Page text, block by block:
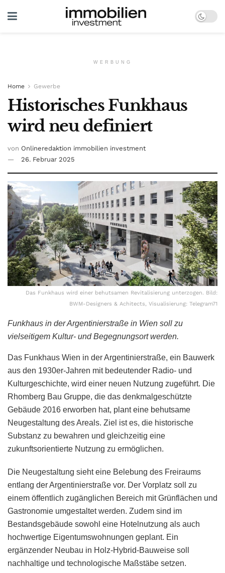
WERBUNG
Home Gewerbe
Historisches Funkhaus
wird neu definiert
von Onlineredaktion immobilien investment
26. Februar 2025
Das Funkhaus wird einer behutsamen Revitalisierung unterzogen. Bild:
BWM-Designers & Achitects, Visualisierung: Telegram71
Funkhaus in der Argentinierstraße in Wien soll zu
vielseitigem Kultur- und Begegnungsort werden.
Das Funkhaus Wien in der Argentinierstraße, ein Bauwerk
aus den 1930er-Jahren mit bedeutender Radio- und
Kulturgeschichte, wird einer neuen Nutzung zugeführt. Die
Rhomberg Bau Gruppe, die das denkmalgeschützte
Gebäude 2016 erworben hat, plant eine behutsame
Neugestaltung des Areals. Ziel ist es, die historische
Substanz zu bewahren und gleichzeitig eine
zukunftsorientierte Nutzung zu ermöglichen.
Die Neugestaltung sieht eine Belebung des Freiraums
entlang der Argentinierstraße vor. Der Vorplatz soll zu
einem öffentlich zugänglichen Bereich mit Grünflächen und
Gastronomie umgestaltet werden. Zudem sind im
Bestandsgebäude sowohl eine Hotelnutzung als auch
hochwertige Eigentumswohnungen geplant. Ein
ergänzender Neubau in Holz-Hybrid-Bauweise soll
nachhaltige und technologische Maßstäbe setzen.